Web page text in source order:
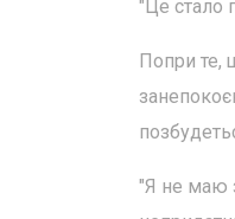
"Це стало
Попри те,
"Я не маю